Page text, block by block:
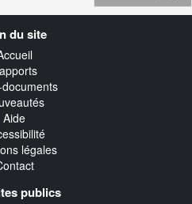
du site
Aide
légales
publics